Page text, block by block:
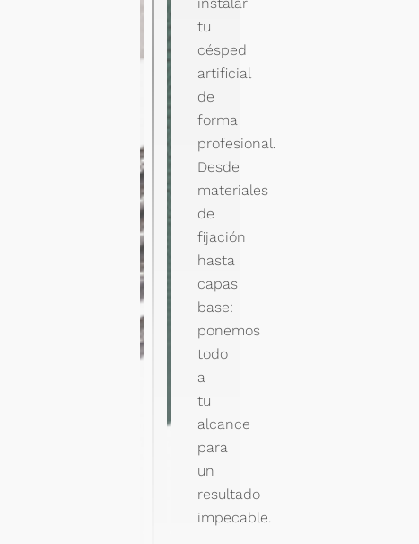
tu
césped
artificial
de
forma
profesional.
Desde
materiales
de
fijación
hasta
capas
base:
ponemos
todo
a
tu
alcance
para
un
resultado
impecable.